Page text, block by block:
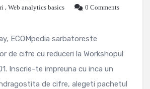
, Web analytics basics
0 Comments
ECOMpedia sarbatoreste
de cifre cu reduceri la Workshopul
Inscrie-te impreuna cu inca un
de cifre, alegeti pachetul